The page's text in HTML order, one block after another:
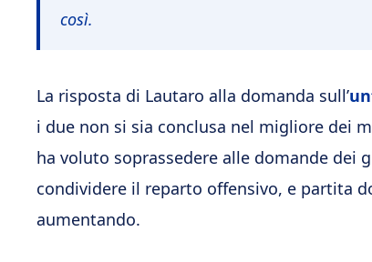
così.
La risposta di Lautaro alla domanda sull’
i due non si sia conclusa nel migliore dei
ha voluto soprassedere alle domande dei
condividere il reparto offensivo, e partita
aumentando.